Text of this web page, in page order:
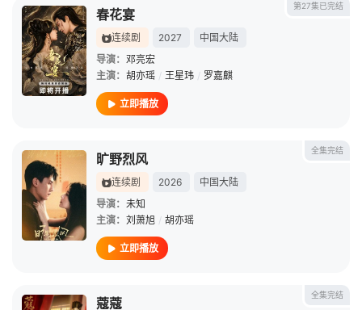
第27集已完结
春花宴
连续剧 2027
中国大陆
导演： 邓亮宏
主演： 胡亦瑶 / 王星玮 / 罗嘉麒
立即播放
全集完结
旷野烈风
连续剧 2026
中国大陆
导演： 未知
主演： 刘萧旭 / 胡亦瑶
立即播放
全集完结
蔻蔻